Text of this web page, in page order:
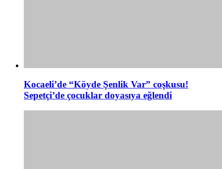
Kocaeli’de “Köyde Şenlik Var” coşkusu!
Sepetçi’de çocuklar doyasıya eğlendi